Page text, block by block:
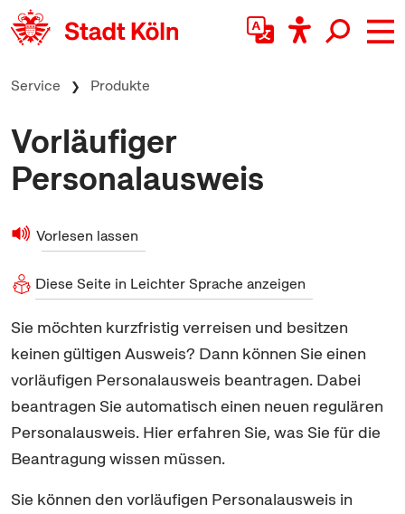
zum Inhalt springen
Service Produkte
Vorläufiger
Personalausweis
Vorlesen lassen
Diese Seite in Leichter Sprache anzeigen
Sie möchten kurzfristig verreisen und besitzen
keinen gültigen Ausweis? Dann können Sie einen
vorläufigen Personalausweis beantragen. Dabei
beantragen Sie automatisch einen neuen regulären
Personalausweis. Hier erfahren Sie, was Sie für die
Beantragung wissen müssen.
Sie können den vorläufigen Personalausweis in